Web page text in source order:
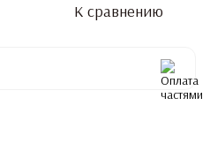
К сравнению